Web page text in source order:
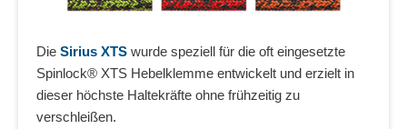
Die Sirius XTS wurde speziell für die oft eingesetzte
Spinlock® XTS Hebelklemme entwickelt und erzielt in
dieser höchste Haltekräfte ohne frühzeitig zu
verschleißen.